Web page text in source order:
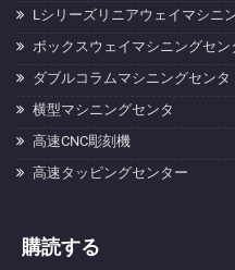
Lシリーズリニアウェイマシニ
ボックスウェイマシニングセン
ダブルコラムマシニングセンタ
横型マシニングセンタ
高速CNC彫刻機
高速タッピングセンター
購読する